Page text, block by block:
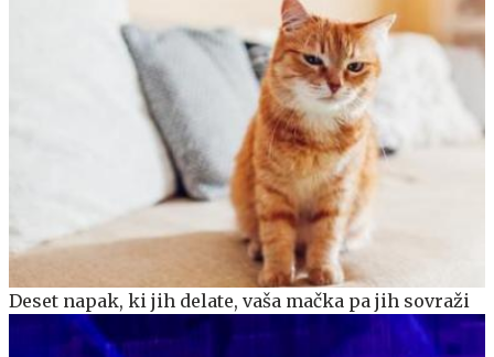
Deset napak, ki jih delate, vaša mačka pa jih sovraži